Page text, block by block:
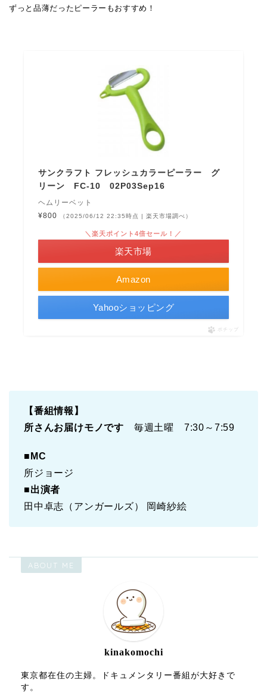
ずっと品薄だったピーラーもおすすめ！
サンクラフト フレッシュカラーピーラー グ
リーン FC-10 02P03Sep16
ヘムリーベット
¥800
（2025/06/12 22:35時点 | 楽天市場調べ）
Amazon
＼楽天ポイント4倍セール！／
楽天市場
Yahooショッピング
ポチップ
【番組情報】
所さんお届けモノです 毎週土曜 7:30～7:59
■ MC
所ジョージ
■出演者
田中卓志（アンガールズ） 岡崎紗絵
ABOUT ME
kinakomochi
東京都在住の主婦。ドキュメンタリー番組が大好きで
す。